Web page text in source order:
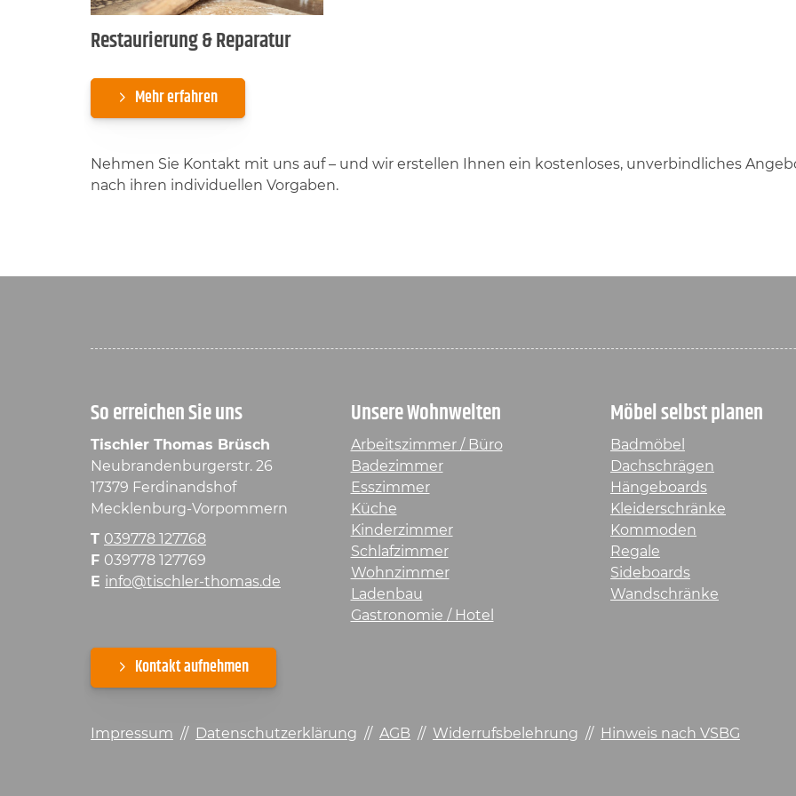
Restaurierung & Reparatur
Mehr erfahren
Nehmen Sie Kontakt mit uns auf – und wir erstellen Ihnen ein kostenloses, unverbindliches
nach ihren individuellen Vorgaben.
So erreichen Sie uns
Tischler Thomas Brüsch
Neubrandenburgerstr. 26
17379 Ferdinandshof
Mecklenburg-Vorpommern
T 039778 127768
F 039778 127769
E info@tischler-thomas.de
Kontakt aufnehmen
Unsere Wohnwelten
Arbeitszimmer / Büro
Badezimmer
Esszimmer
Küche
Kinderzimmer
Schlafzimmer
Wohnzimmer
Ladenbau
Gastronomie / Hotel
Möbel selbst planen
Badmöbel
Dachschrägen
Hängeboards
Kleiderschränke
Kommoden
Regale
Sideboards
Wandschränke
Impressum // Datenschutzerklärung // AGB // Widerrufsbelehrung // Hinweis nach VSBG